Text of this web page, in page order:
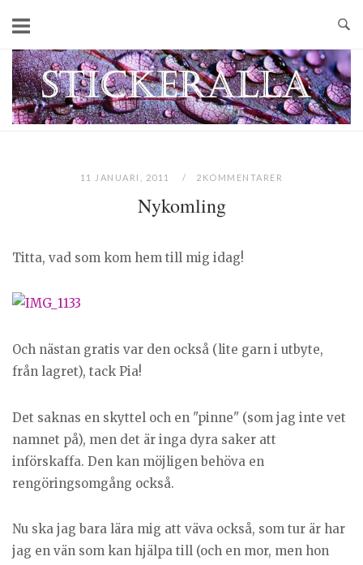
content
Home
11 JANUARI, 2011 2KOMMENTARER
Nykomling
Titta, vad som kom hem till mig idag!
Och nästan gratis var den också (lite garn i utbyte,
från lagret), tack Pia!
Det saknas en skyttel och en "pinne" (som jag inte vet
namnet på), men det är inga dyra saker att
införskaffa. Den kan möjligen behöva en
rengöringsomgång också.
Nu ska jag bara lära mig att väva också, som tur är har
jag en vän som kan hjälpa till (och en mor, men hon